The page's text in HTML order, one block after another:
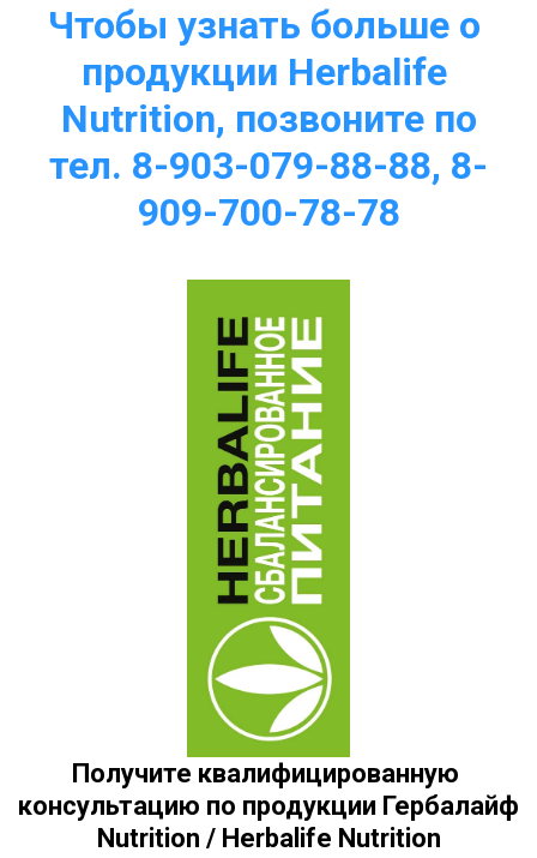
Чтобы узнать больше о
продукции Herbalife
Nutrition, позвоните по
тел. 8-903-079-88-88, 8-
909-700-78-78
Получите квалифицированную
консультацию по продукции Гербалайф
Nutrition / Herbalife Nutrition